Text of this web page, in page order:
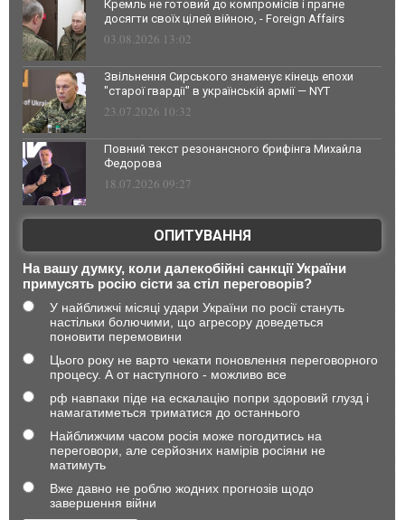
Кремль не готовий до компромісів і прагне
досягти своїх цілей війною, - Foreign Affairs
03.08.2026 13:02
Звільнення Сирського знаменує кінець епохи
"старої гвардії" в українській армії — NYT
23.07.2026 10:32
Повний текст резонансного брифінга Михайла
Федорова
18.07.2026 09:27
ОПИТУВАННЯ
На вашу думку, коли далекобійні санкції України
примусять росію сісти за стіл переговорів?
У найближчі місяці удари України по росії стануть
настільки болючими, що агресору доведеться
поновити перемовини
Цього року не варто чекати поновлення переговорного
процесу. А от наступного - можливо все
рф навпаки піде на ескалацію попри здоровий глузд і
намагатиметься триматися до останнього
Найближчим часом росія може погодитись на
переговори, але серйозних намірів росіяни не
матимуть
Вже давно не роблю жодних прогнозів щодо
завершення війни